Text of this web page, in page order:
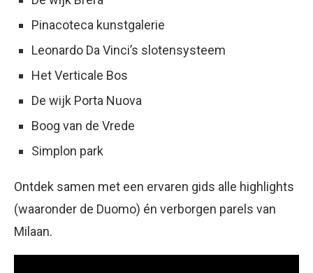
Pinacoteca kunstgalerie
Leonardo Da Vinci’s slotensysteem
Het Verticale Bos
De wijk Porta Nuova
Boog van de Vrede
Simplon park
Ontdek samen met een ervaren gids alle highlights
(waaronder de Duomo) én verborgen parels van
Milaan.